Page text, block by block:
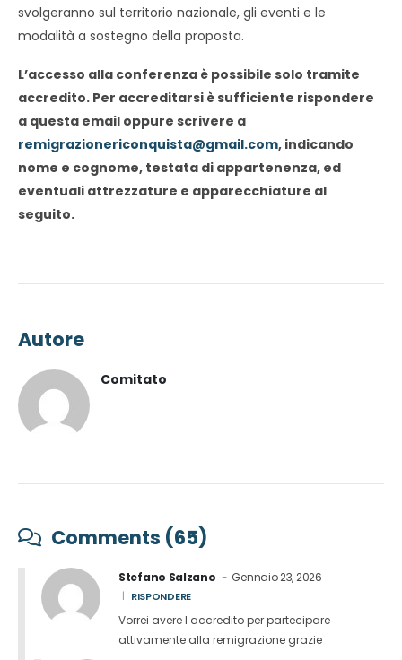
svolgeranno sul territorio nazionale, gli eventi e le
modalità a sostegno della proposta.
L’accesso alla conferenza è possibile solo tramite
accredito. Per accreditarsi è sufficiente rispondere
a questa email oppure scrivere a
remigrazionericonquista@gmail.com, indicando
nome e cognome, testata di appartenenza, ed
eventuali attrezzature e apparecchiature al
seguito.
Autore
Comitato
Comments (65)
Stefano Salzano Gennaio 23, 2026
RISPONDERE
Vorrei avere l accredito per partecipare
attivamente alla remigrazione grazie